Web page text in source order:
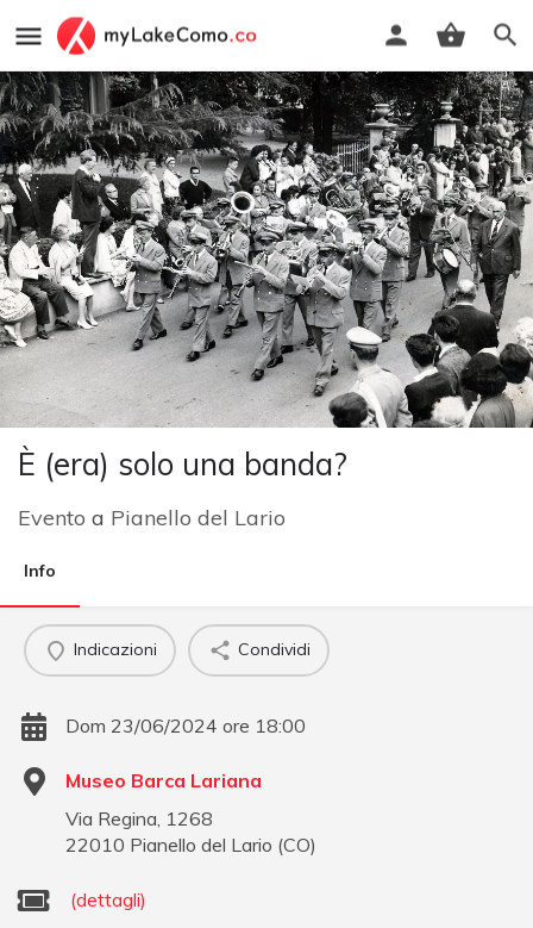
È (era) solo una banda?
Evento a Pianello del Lario
Info
Indicazioni Condividi
Dom 23/06/2024 ore 18:00
Museo Barca Lariana
Via Regina, 1268
22010 Pianello del Lario (CO)
(dettagli)